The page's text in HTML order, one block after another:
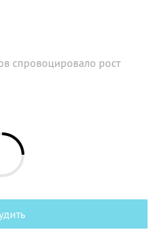
спровоцировало рост